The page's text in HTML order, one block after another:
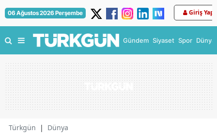
06 Ağustos 2026 Perşembe Giriş Yap
Gündem Siyaset Spor Dünya
Türkgün | Dünya